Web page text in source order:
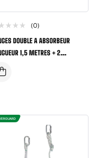
(0)
DOUBLE A ABSORBEUR
1,5 METRES + 2
ACIER